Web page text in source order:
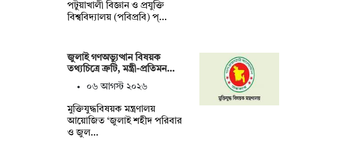
পটুয়াখালী বিজ্ঞান ও প্রযুক্তি
বিশ্ববিদ্যালয় (পবিপ্রবি) প্…
জুলাই গণঅভ্যুত্থান বিষয়ক
তথ্যচিত্রে ত্রুটি, মন্ত্রী-প্রতিমন…
০৬ আগস্ট ২০২৬
মুক্তিযুদ্ধবিষয়ক মন্ত্রণালয়
আয়োজিত ‘জুলাই শহীদ পরিবার
ও জুল…